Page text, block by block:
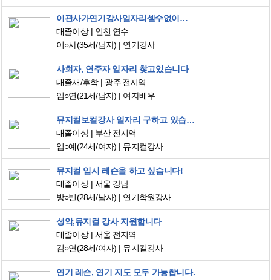
이관사가연기강사일자리셀수없이구합니다
대졸이상
인천 연수
이○사(35세/남자) 연기강사
사회자, 연주자 일자리 찾고있습니다
대졸재/후학
광주 전지역
임○연(21세/남자) 여자배우
뮤지컬보컬강사 일자리 구하고 있습니다.
대졸이상
부산 전지역
임○예(24세/여자) 뮤지컬강사
뮤지컬 입시 레슨을 하고 싶습니다!
대졸이상
서울 강남
방○빈(28세/남자) 연기학원강사
성악,뮤지컬 강사 지원합니다
대졸이상
서울 전지역
김○연(28세/여자) 뮤지컬강사
연기 레슨, 연기 지도 모두 가능합니다.